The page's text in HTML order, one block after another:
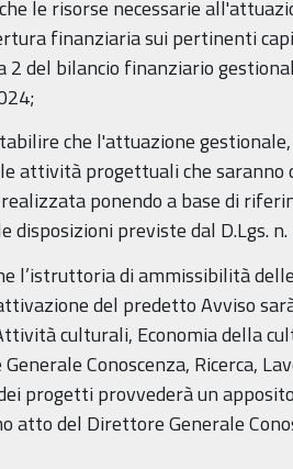
le risorse necessarie
finanziaria sui pertinenti
2 del bilancio finanziario
che l'attuazione
attività progettuali che
ponendo a base di
disposizioni previste dal D.Lgs.
l’istruttoria di ammissibilità
del predetto Avviso
culturali, Economia della
Conoscenza, Ricerca,
progetti provvederà un
atto del Direttore Generale